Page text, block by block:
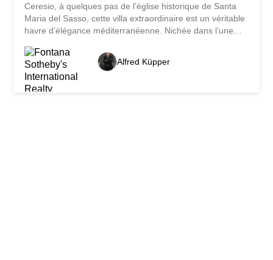
Ceresio, à quelques pas de l’église historique de Santa
Maria del Sasso, cette villa extraordinaire est un véritable
havre d’élégance méditerranéenne. Nichée dans l’une
célèbre «Perle du Ceresio» – la propriété allie de manière
unique histoire, nature et style de vie méditerranéen.
Entourée d’un parc soigneusement entretenu de 4 400
m², la propriété offre un niveau de discrétion et de
Alfred Küpper